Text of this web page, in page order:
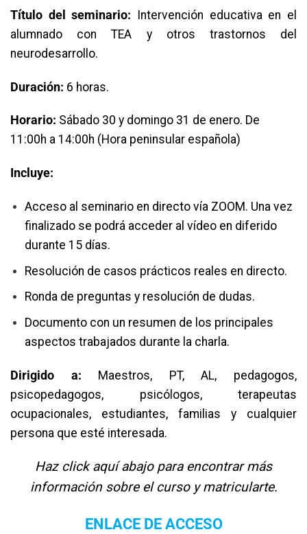
Título del seminario: Intervención educativa en el
alumnado con TEA y otros trastornos del
neurodesarrollo.
Duración: 6 horas.
Horario: Sábado 30 y domingo 31 de enero. De
11:00h a 14:00h (Hora peninsular española)
Incluye:
Acceso al seminario en directo vía ZOOM. Una vez
finalizado se podrá acceder al vídeo en diferido
durante 15 días.
Resolución de casos prácticos reales en directo.
Ronda de preguntas y resolución de dudas.
Documento con un resumen de los principales
aspectos trabajados durante la charla.
Dirigido a: Maestros, PT, AL, pedagogos,
psicopedagogos, psicólogos, terapeutas
ocupacionales, estudiantes, familias y cualquier
persona que esté interesada.⁣
Haz click aquí abajo para encontrar más
información sobre el curso y matricularte.
ENLACE DE ACCESO